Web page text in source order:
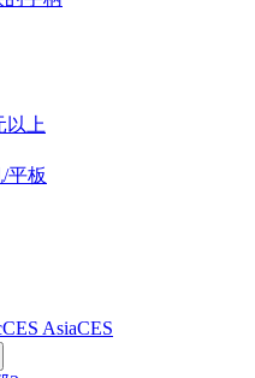
以上
平板
CES AsiaCES